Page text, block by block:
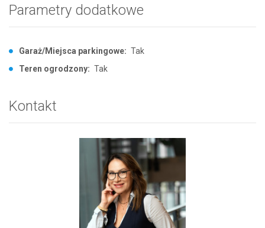
Parametry dodatkowe
Garaż/Miejsca parkingowe: Tak
Teren ogrodzony: Tak
Kontakt